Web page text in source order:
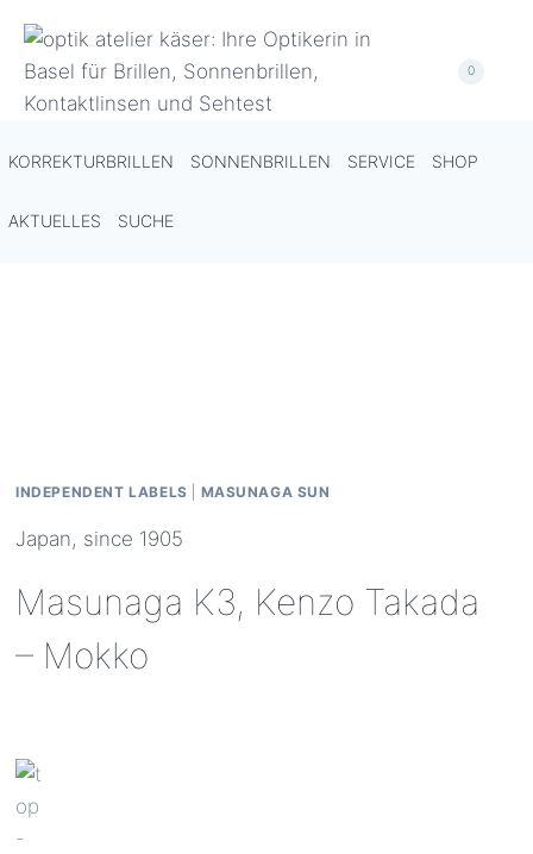
Inhalt
springen
0
KORREKTURBRILLEN SONNENBRILLEN SERVICE SHOP
AKTUELLES SUCHE
INDEPENDENT LABELS MASUNAGA SUN
Japan, since 1905
Masunaga K3, Kenzo Takada
– Mokko